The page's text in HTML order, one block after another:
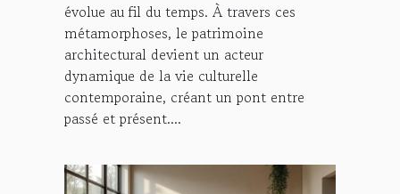
évolue au fil du temps. À travers ces
métamorphoses, le patrimoine
architectural devient un acteur
dynamique de la vie culturelle
contemporaine, créant un pont entre
passé et présent....